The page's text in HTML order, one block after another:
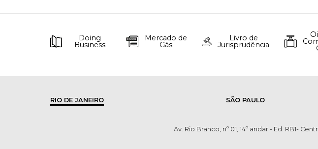
Doing
Business
Mercado de
Gás
Livro de
Jurisprudência
RIO DE JANEIRO SÃO PAULO
Av. Rio Branco, nº 01, 14º andar - Ed. RB1-